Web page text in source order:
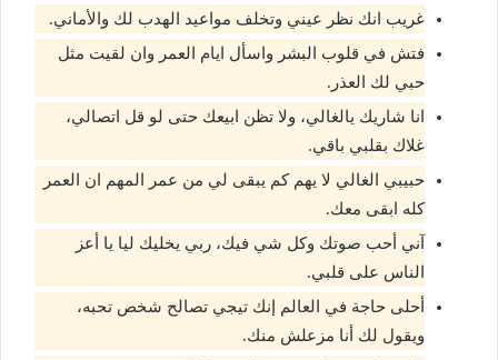
غريب انك نظر عيني وتخلف مواعيد الهدب لك والأماني.
فتش في قلوب البشر واسأل ايام العمر وان لقيت مثل
حبي لك العذر.
انا شاريك يالغالي، ولا تظن ابيعك حتى لو قل اتصالي،
غلاك بقلبي باقي.
حبيبي الغالي لا يهم كم يبقى لي من عمر المهم ان العمر
كله ابقى معك.
آني أحب صوتك وكل شي فيك، ربي يخليك ليا يا أعز
الناس على قلبي.
أحلى حاجة في العالم إنك تيجي تصالح شخص تحبه،
ويقول لك أنا مزعلش منك.